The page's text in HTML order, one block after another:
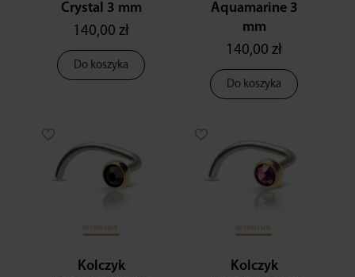
Crystal 3 mm
140,00 zł
Do koszyka
Aquamarine 3
mm
140,00 zł
Do koszyka
Kolczyk
Kolczyk